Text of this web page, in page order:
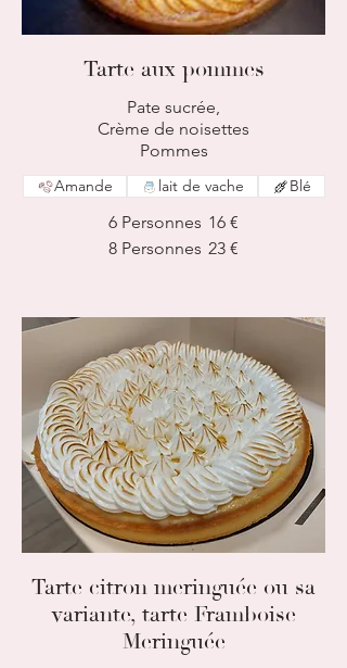
Tarte aux pommes
Pate sucrée,
Crème de noisettes
Pommes
6 Personnes 16 €
8 Personnes 23 €
Amande lait de vache Blé
Tarte citron meringuée ou sa
variante, tarte Framboise
Meringuée